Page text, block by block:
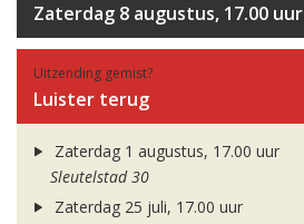
Zaterdag 8 augustus, 17.00 uur
Uitzending gemist?
Luister terug
Zaterdag 1 augustus, 17.00 uur
Sleutelstad 30
Zaterdag 25 juli, 17.00 uur